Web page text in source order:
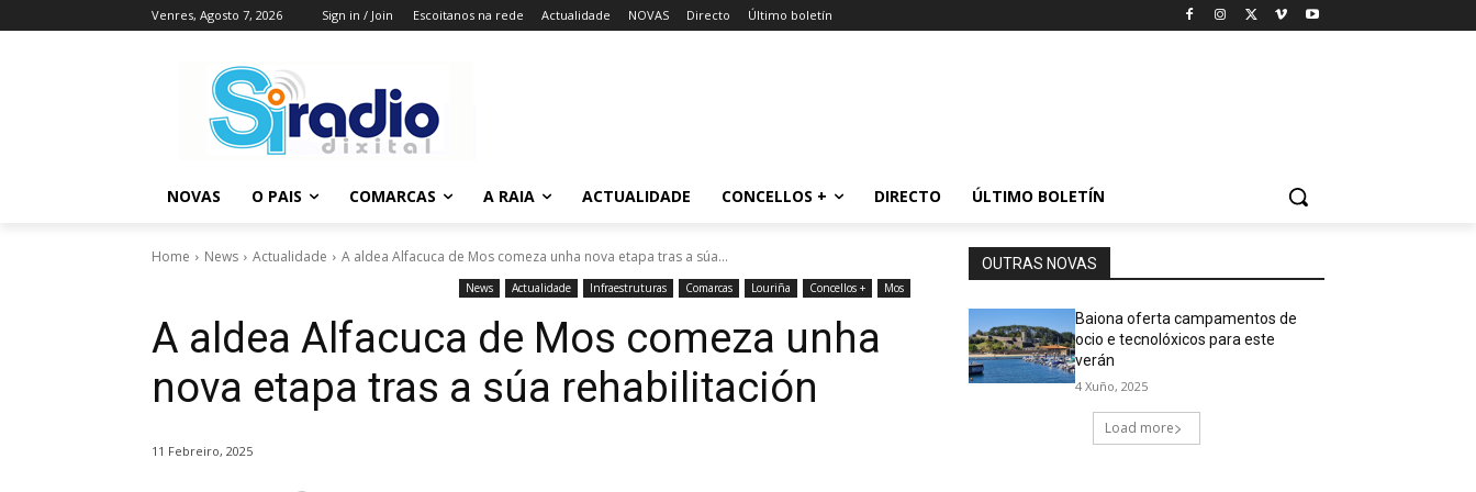
Venres, Agosto 7, 2026 Sign in / Join Escoitanos na rede Actualidade NOVAS Directo Último boletín
NOVAS O PAIS COMARCAS A RAIA ACTUALIDADE CONCELLOS + DIRECTO ÚLTIMO BOLETÍN
Home News Actualidade A aldea Alfacuca de Mos comeza unha nova etapa tras a súa...
News Actualidade Infraestruturas Comarcas Louriña Concellos + Mos
A aldea Alfacuca de Mos comeza unha
nova etapa tras a súa rehabilitación
11 Febreiro, 2025
OUTRAS NOVAS
Baiona oferta campamentos de
ocio e tecnolóxicos para este
verán
4 Xuño, 2025
Load more